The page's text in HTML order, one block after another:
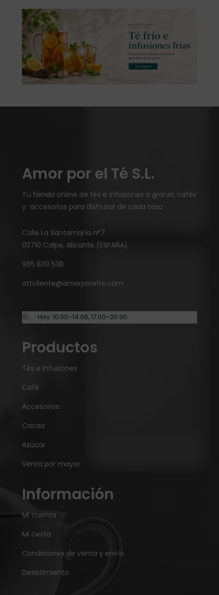
Amor por el Té S.L.
Tu tienda online de tés e infusiones a granel, cafés
y accesorios para disfrutar de cada taza
Calle La Santamaría n°7
03710 Calpe, Alicante (ESPAÑA)
965 839 538
attcliente@amorporelte.com
… · Hoy: 10:00–14:00, 17:00–20:00
Productos
Tés e Infusiones
Café
Accesorios
Cacao
Azúcar
Venta por mayor
Información
Mi cuenta
Mi cesta
Condiciones de venta y envío
Desistimiento